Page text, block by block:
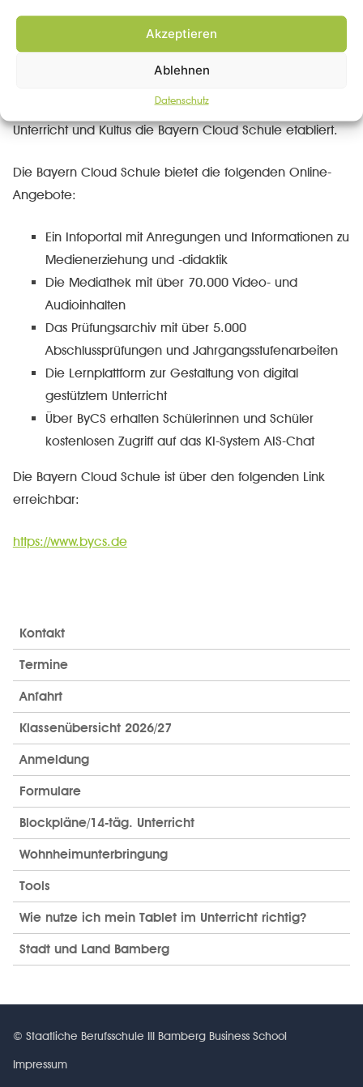
Akzeptieren
Ablehnen
Datenschutz
ByCS – Bayern Cloud Schule
Unterricht wurde vom Bayerischen Staatsministerium für
Unterricht und Kultus die Bayern Cloud Schule etabliert.
Die Bayern Cloud Schule bietet die folgenden Online-
Angebote:
Ein Infoportal mit Anregungen und Informationen zu
Medienerziehung und -didaktik
Die Mediathek mit über 70.000 Video- und
Audioinhalten
Das Prüfungsarchiv mit über 5.000
Abschlussprüfungen und Jahrgangsstufenarbeiten
Die Lernplattform zur Gestaltung von digital
gestütztem Unterricht
Über ByCS erhalten Schülerinnen und Schüler
kostenlosen Zugriff auf das KI-System AIS-Chat
Die Bayern Cloud Schule ist über den folgenden Link
erreichbar:
https://www.bycs.de
Kontakt
Termine
Anfahrt
Klassenübersicht 2026/27
Anmeldung
Formulare
Blockpläne/14-täg. Unterricht
Wohnheimunterbringung
Tools
Wie nutze ich mein Tablet im Unterricht richtig?
Stadt und Land Bamberg
© Staatliche Berufsschule III Bamberg Business School
Impressum